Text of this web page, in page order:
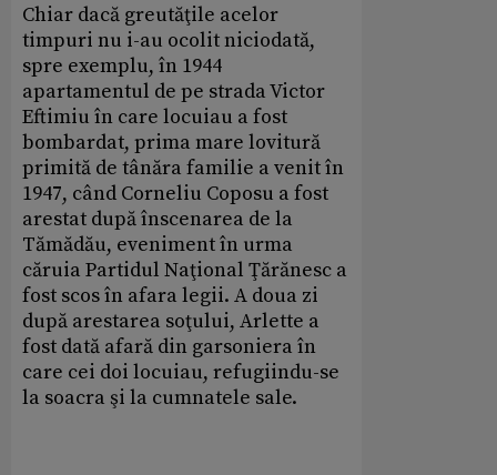
Chiar dacă greutăţile acelor
timpuri nu i-au ocolit niciodată,
spre exemplu, în 1944
apartamentul de pe strada Victor
Eftimiu în care locuiau a fost
bombardat, prima mare lovitură
primită de tânăra familie a venit în
1947, când Corneliu Coposu a fost
arestat după înscenarea de la
Tămădău, eveniment în urma
căruia Partidul Naţional Ţărănesc a
fost scos în afara legii. A doua zi
după arestarea soţului, Arlette a
fost dată afară din garsoniera în
care cei doi locuiau, refugiindu-se
la soacra şi la cumnatele sale.